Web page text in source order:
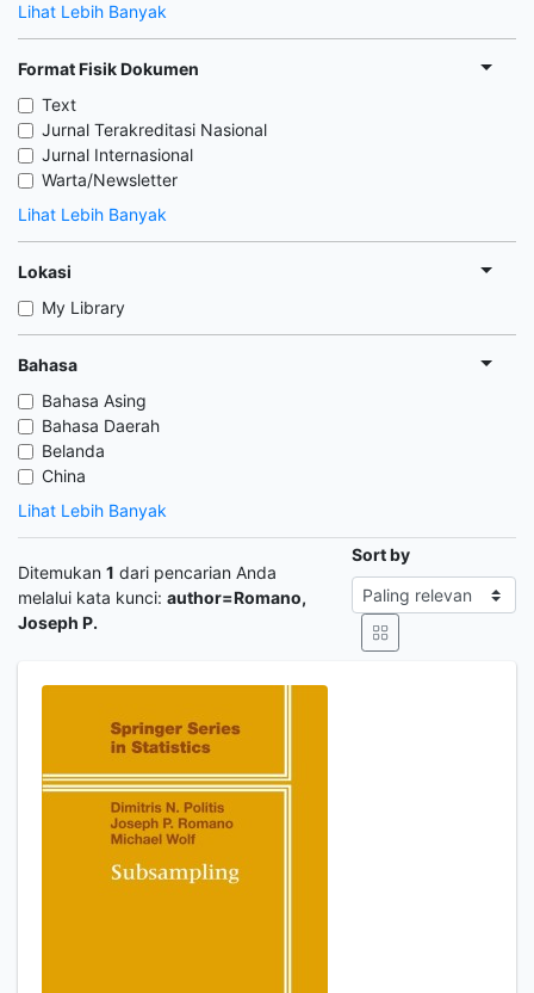
Lihat Lebih Banyak
Format Fisik Dokumen
Text
Jurnal Terakreditasi Nasional
Jurnal Internasional
Warta/Newsletter
Lihat Lebih Banyak
Lokasi
My Library
Bahasa
Bahasa Asing
Bahasa Daerah
Belanda
China
Lihat Lebih Banyak
Ditemukan 1 dari pencarian Anda
melalui kata kunci: author=Romano,
Joseph P.
Sort by